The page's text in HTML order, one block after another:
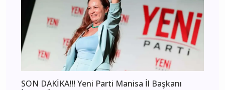
SON DAKİKA!!! Yeni Parti Manisa İl Başkanı